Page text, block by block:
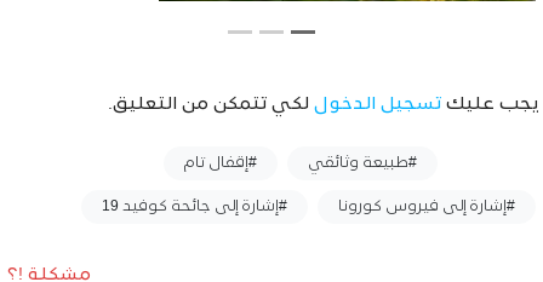
يجب عليك تسجيل الدخول لكي تتمكن من التعليق.
#طبيعة وثائقي #إقفال تام
#إشارة إلى فيروس كورونا #إشارة إلى جائحة كوفيد 19
مشكلة !؟